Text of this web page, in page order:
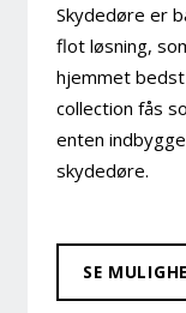
Skydedøre er
flot løsning,
hjemmet bedst
collection fås
enten
skydedøre.
SE